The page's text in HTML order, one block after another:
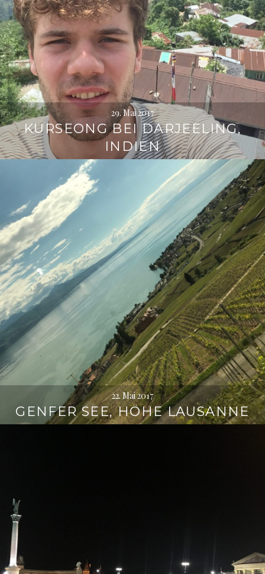
29. Mai 2017
KURSEONG BEI DARJEELING,
INDIEN
22. Mai 2017
GENFER SEE, HÖHE LAUSANNE